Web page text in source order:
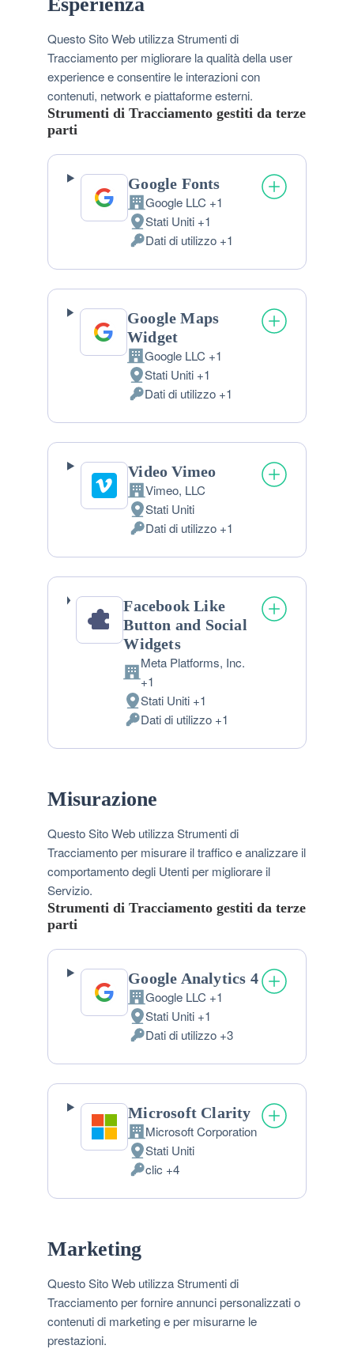
Questo Sito Web utilizza Strumenti di
Tracciamento per migliorare la qualità della user
experience e consentire le interazioni con
contenuti, network e piattaforme esterni.
Strumenti di Tracciamento gestiti da terze
parti
Google Fonts
Azienda:
Google LLC +1
Luogo
del
trattamento:
Stati Uniti +1
Dati
Personali
trattati:
Dati di utilizzo +1
Google Maps
Widget
Azienda:
Google LLC +1
Luogo
del
trattamento:
Stati Uniti +1
Dati
Personali
trattati:
Dati di utilizzo +1
Video Vimeo
Azienda:
Vimeo, LLC
Luogo
del
trattamento:
Stati Uniti
Dati
Personali
trattati:
Dati di utilizzo +1
Facebook Like
Button and Social
Widgets
Azienda:
Meta Platforms, Inc.
+1
Luogo
del
trattamento:
Stati Uniti +1
Dati
Personali
Dati di utilizzo +1
Misurazione
Questo Sito Web utilizza Strumenti di
Tracciamento per misurare il traffico e analizzare il
comportamento degli Utenti per migliorare il
Servizio.
Strumenti di Tracciamento gestiti da terze
parti
Google Analytics 4
Azienda:
Google LLC +1
Luogo
del
trattamento:
Stati Uniti +1
Dati
Personali
trattati:
Dati di utilizzo +3
Microsoft Clarity
Azienda:
Microsoft Corporation
Luogo
del
trattamento:
Stati Uniti
Dati
Personali
clic +4
Marketing
Questo Sito Web utilizza Strumenti di
Tracciamento per fornire annunci personalizzati o
contenuti di marketing e per misurarne le
prestazioni.